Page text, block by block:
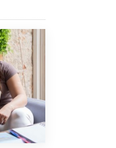
онлайн-